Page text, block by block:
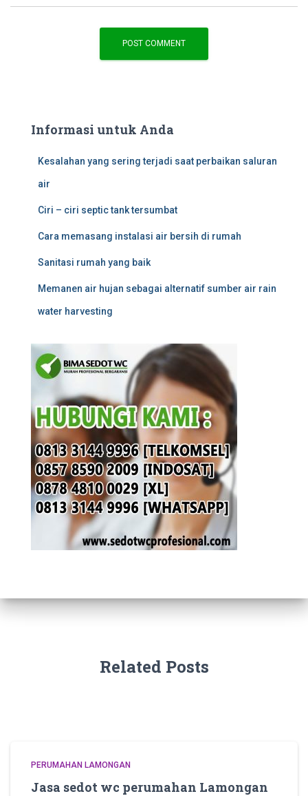
Informasi untuk Anda
Kesalahan yang sering terjadi saat perbaikan saluran
air
Ciri – ciri septic tank tersumbat
Cara memasang instalasi air bersih di rumah
Sanitasi rumah yang baik
Memanen air hujan sebagai alternatif sumber air rain
water harvesting
Related Posts
PERUMAHAN LAMONGAN
Jasa sedot wc perumahan Lamongan